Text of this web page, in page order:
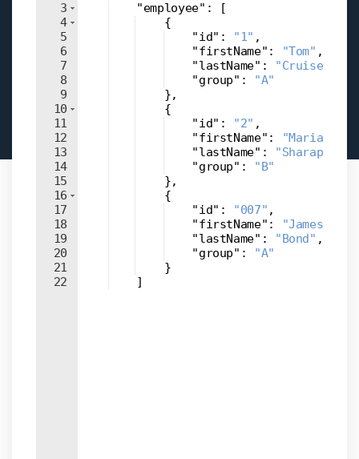
3
4
5
6
7
8
9
10
11
12
13
14
15
16
17
18
19
20
21
22
"employee" :
[
{
"id" : "1" ,
"firstName" : "Tom" ,
"lastName" : "Cruise"
"group" :
"A"
},
{
"id" : "2" ,
"firstName" : "Maria"
"lastName" : "Sharapova"
"group" :
"B"
},
{
"id" : "007" ,
"firstName" : "James"
"lastName" : "Bond" ,
"group" :
"A"
}
]